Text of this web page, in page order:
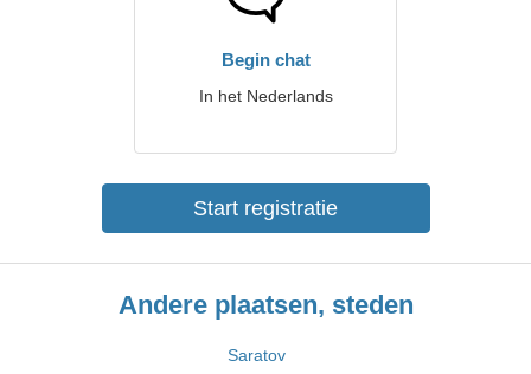
Begin chat
In het Nederlands
Start registratie
Andere plaatsen, steden
Saratov